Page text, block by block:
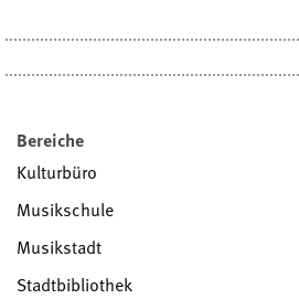
Stadtmuseum
Villa Bosch
Bereiche
Kulturbüro
Musikschule
Musikstadt
Stadtbibliothek